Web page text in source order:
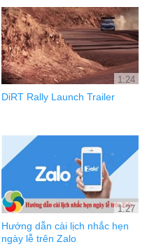
1:24
DiRT Rally Launch Trailer
1:27
Hướng dẫn cài lịch nhắc hẹn
ngày lễ trên Zalo